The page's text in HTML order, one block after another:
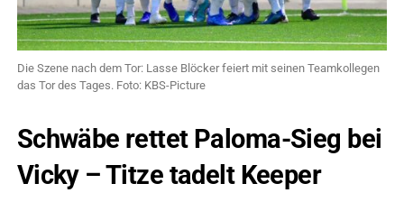
Die Szene nach dem Tor: Lasse Blöcker feiert mit seinen Teamkollegen
das Tor des Tages. Foto: KBS-Picture
Schwäbe rettet Paloma-Sieg bei
Vicky – Titze tadelt Keeper